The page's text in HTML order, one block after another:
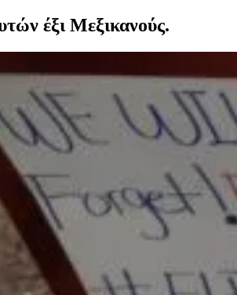
έξι Μεξικανούς.